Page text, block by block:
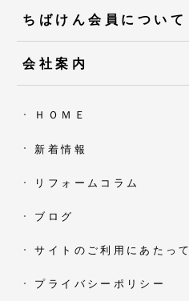
ちばけん会員について
会社案内
ＨＯＭＥ
新着情報
リフォームコラム
ブログ
サイトのご利用にあたって
プライバシーポリシー